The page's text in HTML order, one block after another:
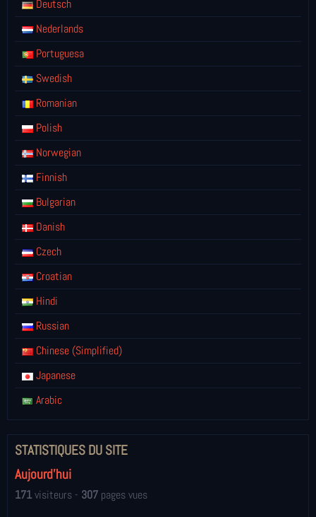
Deutsch
Nederlands
Portuguesa
Swedish
Romanian
Polish
Norwegian
Finnish
Bulgarian
Danish
Czech
Croatian
Hindi
Russian
Chinese (Simplified)
Japanese
Arabic
STATISTIQUES DU SITE
Aujourd'hui
171visiteurs - 307 pages vues